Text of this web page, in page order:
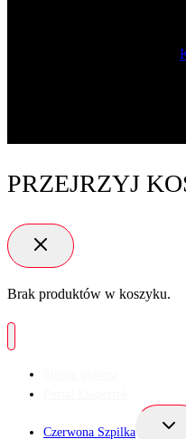
PRZEJRZYJ
Brak produktów w koszyku.
Czerwona Szpilka
menu